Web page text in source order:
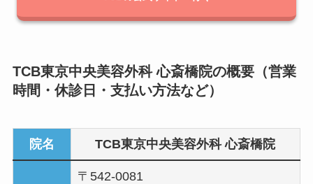
TCB東京中央美容外科 心斎橋院の概要（営業
時間・休診日・支払い方法など）
院名 TCB東京中央美容外科 心斎橋院
〒542‑0081